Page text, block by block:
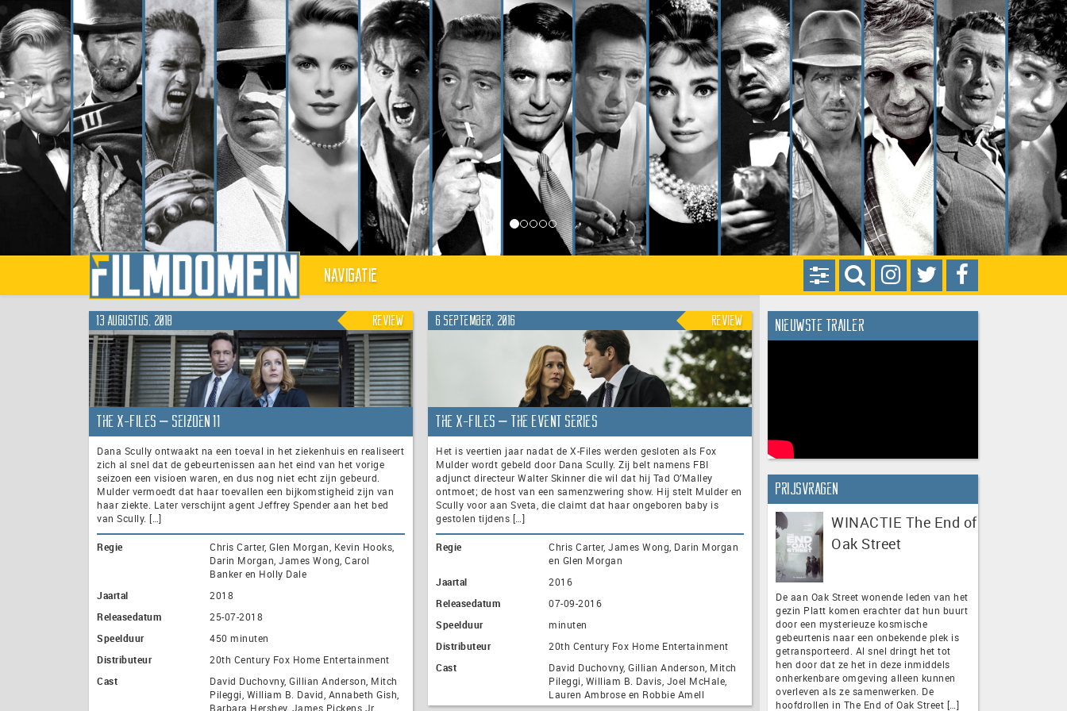
Navigatie
13 augustus, 2018 Review
The X-Files – seizoen 11
Dana Scully ontwaakt na een toeval in het ziekenhuis en realiseert
zich al snel dat de gebeurtenissen aan het eind van het vorige
seizoen een visioen waren, en dus nog niet echt zijn gebeurd.
Mulder vermoedt dat haar toevallen een bijkomstigheid zijn van
haar ziekte. Later verschijnt agent Jeffrey Spender aan het bed
van Scully. […]
Regie
Chris Carter, Glen Morgan, Kevin Hooks,
Darin Morgan, James Wong, Carol
Banker en Holly Dale
Jaartal
2018
Releasedatum
25-07-2018
Speelduur
450 minuten
Distributeur
20th Century Fox Home Entertainment
Cast
David Duchovny, Gillian Anderson, Mitch
Pileggi, William B. David, Annabeth Gish,
Barbara Hershey, James Pickens Jr.,
6 september, 2016 Review
The X-Files – The Event Series
Het is veertien jaar nadat de X-Files werden gesloten als Fox
Mulder wordt gebeld door Dana Scully. Zij belt namens FBI
adjunct directeur Walter Skinner die wil dat hij Tad O’Malley
ontmoet; de host van een samenzwering show. Hij stelt Mulder en
Scully voor aan Sveta, die claimt dat haar ongeboren baby is
gestolen tijdens […]
Regie
Chris Carter, James Wong, Darin Morgan
en Glen Morgan
Jaartal
2016
Releasedatum
07-09-2016
Speelduur
minuten
Distributeur
20th Century Fox Home Entertainment
Cast
David Duchovny, Gillian Anderson, Mitch
Pileggi, William B. Davis, Joel McHale,
Lauren Ambrose en Robbie Amell
Nieuwste trailer
Prijsvragen
WINACTIE The End of
Oak Street
De aan Oak Street wonende leden van het
gezin Platt komen erachter dat hun buurt
door een mysterieuze kosmische
gebeurtenis naar een onbekende plek is
getransporteerd. Al snel dringt het tot
hen door dat ze het in deze inmiddels
onherkenbare omgeving alleen kunnen
overleven als ze samenwerken. De
hoofdrollen in The End of Oak Street […]